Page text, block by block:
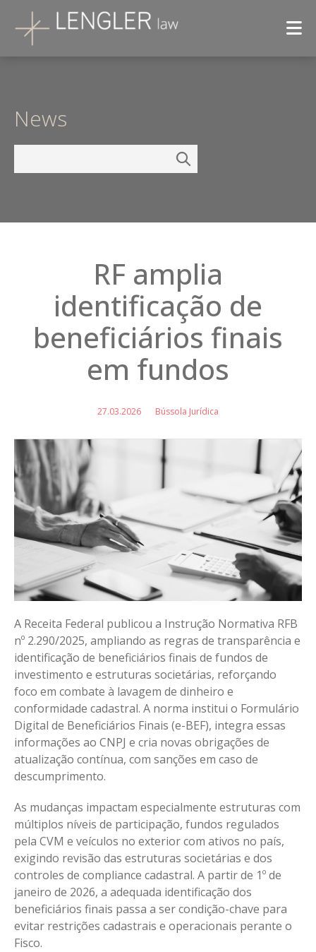
News
RF amplia
identificação de
beneficiários finais
em fundos
27.03.2026 Bússola Jurídica
A Receita Federal publicou a Instrução Normativa RFB
nº 2.290/2025, ampliando as regras de transparência e
identificação de beneficiários finais de fundos de
investimento e estruturas societárias, reforçando
foco em combate à lavagem de dinheiro e
conformidade cadastral. A norma institui o Formulário
Digital de Beneficiários Finais (e-BEF), integra essas
informações ao CNPJ e cria novas obrigações de
atualização contínua, com sanções em caso de
descumprimento.
As mudanças impactam especialmente estruturas com
múltiplos níveis de participação, fundos regulados
pela CVM e veículos no exterior com ativos no país,
exigindo revisão das estruturas societárias e dos
controles de compliance cadastral. A partir de 1º de
janeiro de 2026, a adequada identificação dos
beneficiários finais passa a ser condição-chave para
evitar restrições cadastrais e operacionais perante o
Fisco.